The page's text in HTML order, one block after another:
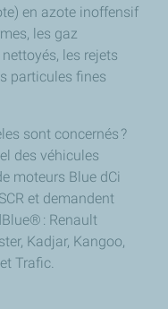
en azote inoffensif
les gaz
les rejets
particules fines
sont concernés ?
des véhicules
moteurs Blue dCi
et demandent
: Renault
Kadjar, Kangoo,
Trafic.